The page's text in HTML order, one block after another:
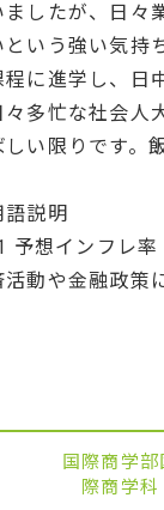
ましたが、日々
という強い気持
程に進学し、日
々多忙な社会人
しい限りです。
語説明
予想インフレ率
活動や金融政策
国際商学部
際商学科